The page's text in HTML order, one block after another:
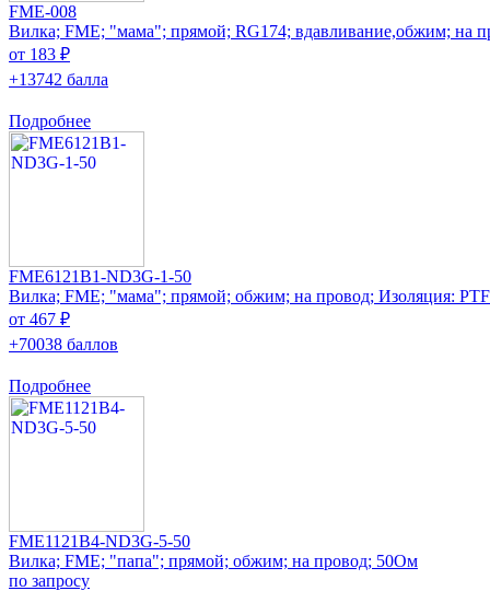
FME-008
Вилка; FME; "мама"; прямой; RG174; вдавливание,обжим; на
от 183 ₽
+13742 балла
Подробнее
FME6121B1-ND3G-1-50
Вилка; FME; "мама"; прямой; обжим; на провод; Изоляция:
от 467 ₽
+70038 баллов
Подробнее
FME1121B4-ND3G-5-50
Вилка; FME; "папа"; прямой; обжим; на провод; 50Ом
по запросу